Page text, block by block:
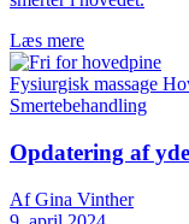
Læs mere
Fysiurgisk massage
Smertebehandling
Opdatering af
Af Gina Vinther